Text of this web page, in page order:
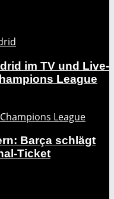
im TV und Live-
League
Barça schlägt
Ticket